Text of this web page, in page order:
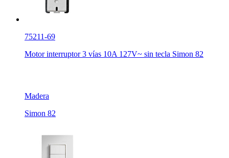
75211-69
Motor interruptor 3 vías 10A 127V~ sin tecla Simon 82
Madera
Simon 82